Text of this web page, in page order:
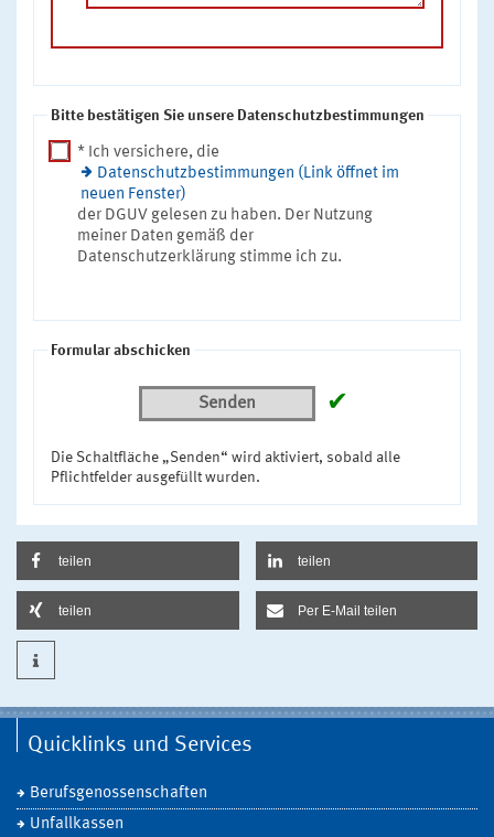
Bitte bestätigen Sie unsere Datenschutzbestimmungen
* Ich versichere, die
Datenschutzbestimmungen (Link öffnet im
neuen Fenster)
der DGUV gelesen zu haben. Der Nutzung
meiner Daten gemäß der
Datenschutzerklärung stimme ich zu.
Formular abschicken
Senden ✔
Die Schaltfläche „Senden“ wird aktiviert, sobald alle
Pflichtfelder ausgefüllt wurden.
teilen teilen
teilen Per E-Mail teilen
Quicklinks und Services
Berufsgenossenschaften
Unfallkassen